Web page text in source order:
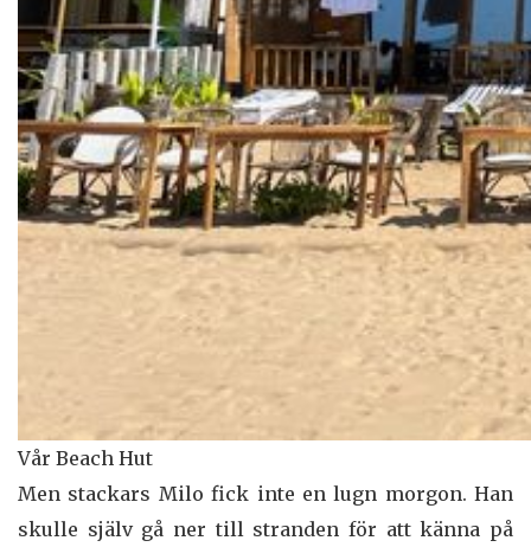
Vår Beach Hut
Men stackars Milo fick inte en lugn morgon. Han
skulle själv gå ner till stranden för att känna på